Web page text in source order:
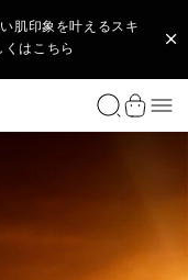
コフレをプレゼント
肌印象を叶えるスキ
はこちら​
マティエールを象徴
詳しくはこちら
ク - トップページに戻
ョン
ス
ザー
ー
ン
ショ
メ